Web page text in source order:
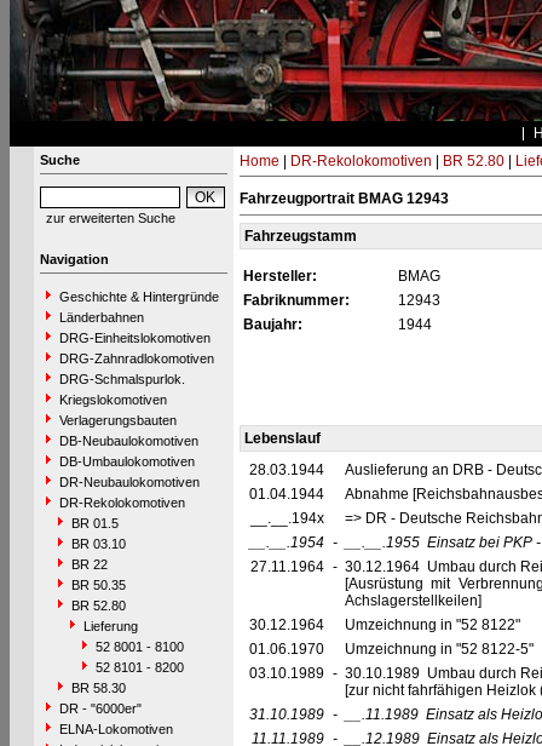
Suche
zur erweiterten Suche
Navigation
Geschichte & Hintergründe
Länderbahnen
DRG-Einheitslokomotiven
DRG-Zahnradlokomotiven
DRG-Schmalspurlok.
Kriegslokomotiven
Verlagerungsbauten
DB-Neubaulokomotiven
DB-Umbaulokomotiven
DR-Neubaulokomotiven
DR-Rekolokomotiven
BR 01.5
BR 03.10
BR 22
BR 50.35
BR 52.80
Lieferung
52 8001 - 8100
52 8101 - 8200
BR 58.30
DR - "6000er"
ELNA-Lokomotiven
Home DR-Rekolokomotiven BR 52.80|
Fahrzeugportrait BMAG 12943
Fahrzeugstamm
Hersteller:
BMAG
Fabriknummer:
12943
Baujahr:
1944
Lebenslauf
28.03.1944
Auslieferung an DRB -
01.04.1944
Abnahme
__.__.194x
=> DR - Deutsche
__.__.1954 - __.__.1955 Einsatz bei PKP
27.11.1964 - 30.12.1964 Umbau durch
[Ausrüstung mit
Achslagerstellkeilen]
30.12.1964
Umzeichnung in "52 8122"
01.06.1970
Umzeichnung in "52 8122-5"
03.10.1989 - 30.10.1989 Umbau durch
[zur nicht fahrfähigen
31.10.1989 - __.11.1989 Einsatz als
11.11.1989 - __.12.1989 Einsatz als